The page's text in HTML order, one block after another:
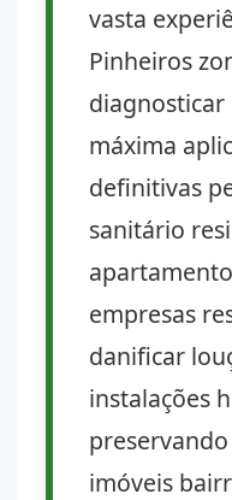
vasta
Pinheiros
máxima
definitivas
sanitário
empresas
danificar
instalações
imóveis